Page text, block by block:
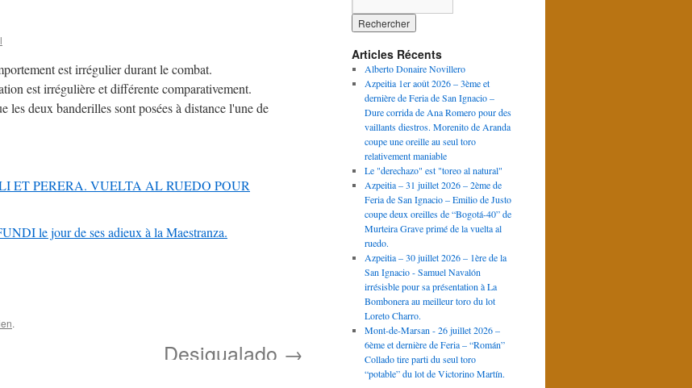
est irrégulier durant le combat.
est irrégulière et différente comparativement.
les deux banderilles sont posées à distance l'une de
ET PERERA. VUELTA AL RUEDO POUR
le jour de ses adieux à la Maestranza.
.
Desigualado →
Articles Récents
Alberto Donaire Novillero
Azpeitia 1er août 2026 – 3ème et
dernière de Feria de San Ignacio –
Dure corrida de Ana Romero pour des
vaillants diestros. Morenito de Aranda
coupe une oreille au seul toro
relativement maniable
Le "derechazo" est "toreo al natural"
Azpeitia – 31 juillet 2026 – 2ème de
Feria de San Ignacio – Emilio de Justo
coupe deux oreilles de “Bogotá-40” de
Murteira Grave primé de la vuelta al
ruedo.
Azpeitia – 30 juillet 2026 – 1ère de la
San Ignacio - Samuel Navalón
irrésisble pour sa présentation à La
Bombonera au meilleur toro du lot
Loreto Charro.
Mont-de-Marsan - 26 juillet 2026 –
6ème et dernière de Feria – “Román”
Collado tire parti du seul toro
“potable” du lot de Victorino Martín.